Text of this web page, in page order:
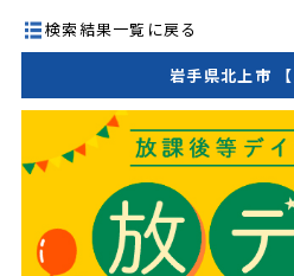
検索結果一覧に戻る
岩手県北上市 【